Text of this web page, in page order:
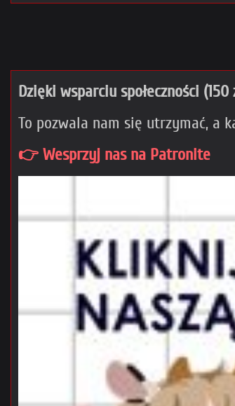
Dzięki wsparciu społeczności
To pozwala nam się utrzymać, a
👉 Wesprzyj nas na Patronite